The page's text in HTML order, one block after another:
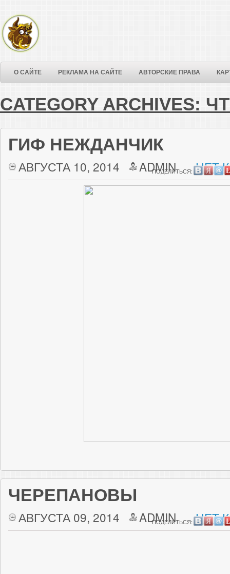
О САЙТЕ РЕКЛАМА НА САЙТЕ АВТОРСКИЕ ПРАВА
CATEGORY ARCHIVES:
ГИФ НЕЖДАНЧИК
АВГУСТА 10, 2014 ADMIN НЕТ
ПОДЕЛИТЬСЯ:
ЧЕРЕПАНОВЫ
АВГУСТА 09, 2014 ADMIN НЕТ
ПОДЕЛИТЬСЯ: